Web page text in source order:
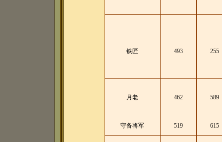
铁匠 493 255
月老 462 589
守备将军 519 615